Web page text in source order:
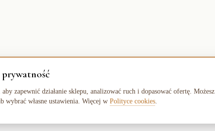
przecierany szary / żółty
zapewnić działanie sklepu, analizować ruch i dopasować ofertę. Możesz
wybrać własne ustawienia. Więcej w Polityce cookies